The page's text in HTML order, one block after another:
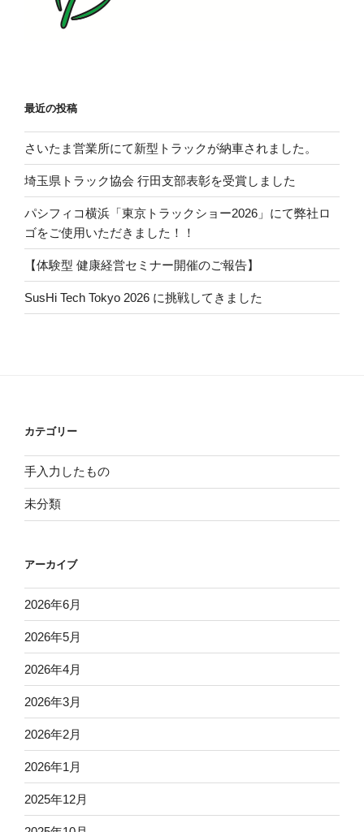
最近の投稿
さいたま営業所にて新型トラックが納車されました。
埼玉県トラック協会 行田支部表彰を受賞しました
パシフィコ横浜「東京トラックショー2026」にて弊社ロ
ゴをご使用いただきました！！
【体験型 健康経営セミナー開催のご報告】
SusHi Tech Tokyo 2026 に挑戦してきました
カテゴリー
手入力したもの
未分類
アーカイブ
2026年6月
2026年5月
2026年4月
2026年3月
2026年2月
2026年1月
2025年12月